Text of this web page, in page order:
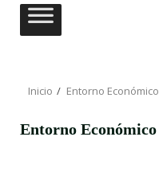
Saltar
Inicio Entorno Económico
Entorno Económico